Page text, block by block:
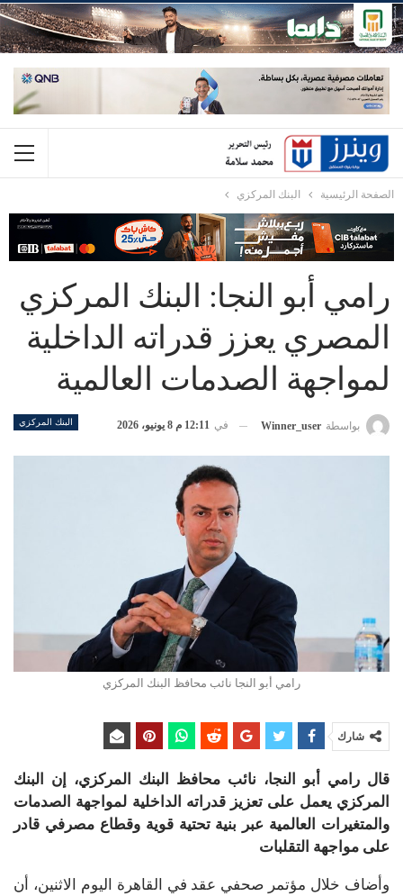
الصفحة الرئيسية البنك المركزي
رامي أبو النجا: البنك المركزي
المصري يعزز قدراته الداخلية
لمواجهة الصدمات العالمية
البنك المركزي بواسطة Winner_user في 12:11 م 8 يونيو، 2026
رامي أبو النجا نائب محافظ البنك المركزي
شارك
قال رامي أبو النجا، نائب محافظ البنك المركزي، إن البنك
المركزي يعمل على تعزيز قدراته الداخلية لمواجهة الصدمات
والمتغيرات العالمية عبر بنية تحتية قوية وقطاع مصرفي قادر
على مواجهة التقلبات
وأضاف خلال مؤتمر صحفي عقد في القاهرة اليوم الاثنين، أن